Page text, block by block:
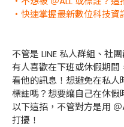
・快速掌握最新數位科技資
不管是 LINE 私人群組、社
有人喜歡在下班或休假期間
看他的訊息！想避免在私人
標註嗎？想要讓自己在休
以下這招，不管對方是用
打擾！